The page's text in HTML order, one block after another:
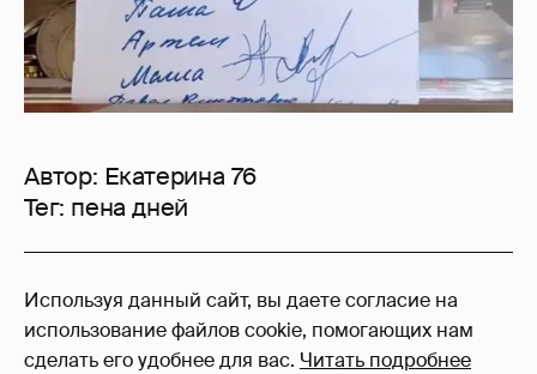
Используя данный сайт, вы даете согласие на
использование файлов cookie, помогающих нам
сделать его удобнее для вас. Читать подробнее
Автор: Екатерина 76
Тег: пена дней
3
Войдите в аккаунт, чтобы читать и
оставлять комментарии